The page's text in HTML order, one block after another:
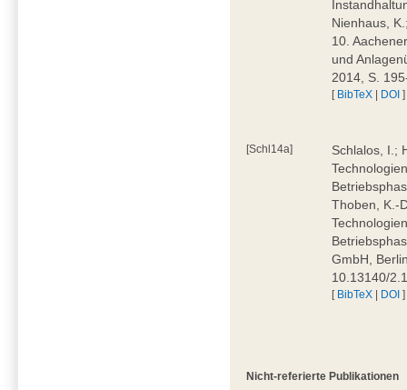
Nienhaus,
10.
und
2014, S.
[ BibTeX | DOI ]
[Schl14a]
Schlalos, I.;
Thoben, K.-
GmbH,
10.13140/
[ BibTeX | DOI ]
Nicht-referierte Publikationen